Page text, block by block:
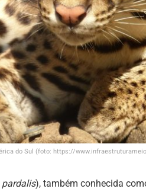
do Sul (foto: https://
pardalis), também conhecida